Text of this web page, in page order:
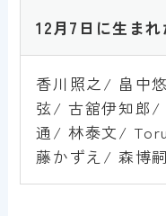
1 2月7日 に生ま
香川照之/ 畠中
弦/ 古舘伊知郎/
通/ 林泰文/
藤かずえ/ 森博嗣